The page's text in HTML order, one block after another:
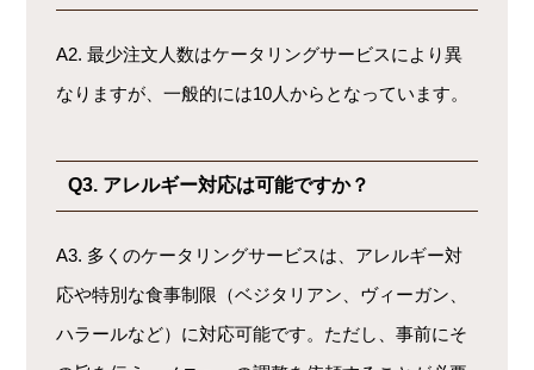
A2. 最少注文人数はケータリングサービスにより異
なりますが、一般的には10人からとなっています。
Q3. アレルギー対応は可能ですか？
A3. 多くのケータリングサービスは、アレルギー対
応や特別な食事制限（ベジタリアン、ヴィーガン、
ハラールなど）に対応可能です。ただし、事前にそ